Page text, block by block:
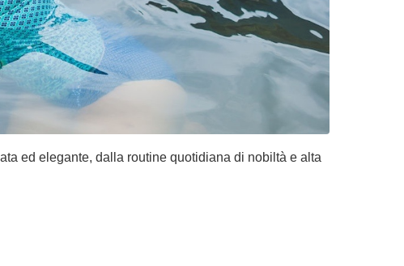
ed elegante, dalla routine quotidiana di nobiltà e alta